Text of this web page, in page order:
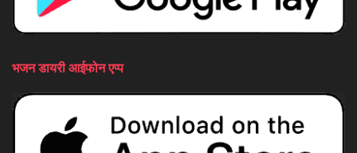
भजन डायरी आईफोन एप्प